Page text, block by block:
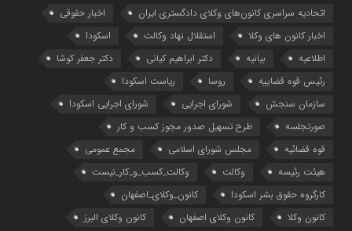
اتحادیه سراسری کانون‌های وکلای دادگستری ایران
اخبار حقوقی
اخبار کانون های وکلا
استقلال نهاد وکالت
اسکودا
اطلاعیه
بیانیه دکتر ابراهیم کیانی
دکتر جعفر کوشا
رئیس قوه قضاییه
روسا
ریاست اسکودا
سازمان سنجش
شورای اجرایی
شورای اجرایی اسکودا
صورتجلسه
طرح تسهیل صدور مجوز کسب و کار
قوه قضائیه
مجلس شورای اسلامی
مجمع عمومی
هیئت رئیسه
وکالت
وکالت_کسب_و_کار_نیست
کارگروه حقوق بشر اسکودا
کانون_وکلای_اصفهان
کانون وکلا
کانون وکلای اصفهان
کانون وکلای البرز